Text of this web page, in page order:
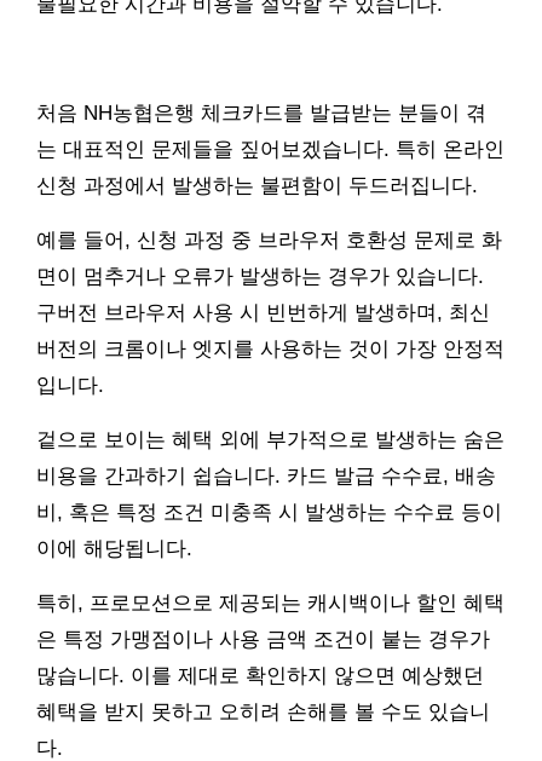
처음 NH농협은행 체크카드를 발급받는 분들이 겪
는 대표적인 문제들을 짚어보겠습니다. 특히 온라인
신청 과정에서 발생하는 불편함이 두드러집니다.
예를 들어, 신청 과정 중 브라우저 호환성 문제로 화
면이 멈추거나 오류가 발생하는 경우가 있습니다.
구버전 브라우저 사용 시 빈번하게 발생하며, 최신
버전의 크롬이나 엣지를 사용하는 것이 가장 안정적
입니다.
겉으로 보이는 혜택 외에 부가적으로 발생하는 숨은
비용을 간과하기 쉽습니다. 카드 발급 수수료, 배송
비, 혹은 특정 조건 미충족 시 발생하는 수수료 등이
이에 해당됩니다.
특히, 프로모션으로 제공되는 캐시백이나 할인 혜택
은 특정 가맹점이나 사용 금액 조건이 붙는 경우가
많습니다. 이를 제대로 확인하지 않으면 예상했던
혜택을 받지 못하고 오히려 손해를 볼 수도 있습니
다.